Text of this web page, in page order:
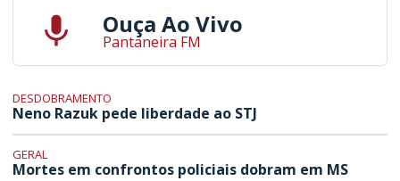
Ouça Ao Vivo
Pantaneira FM
DESDOBRAMENTO
Neno Razuk pede liberdade ao STJ
GERAL
Mortes em confrontos policiais dobram em MS